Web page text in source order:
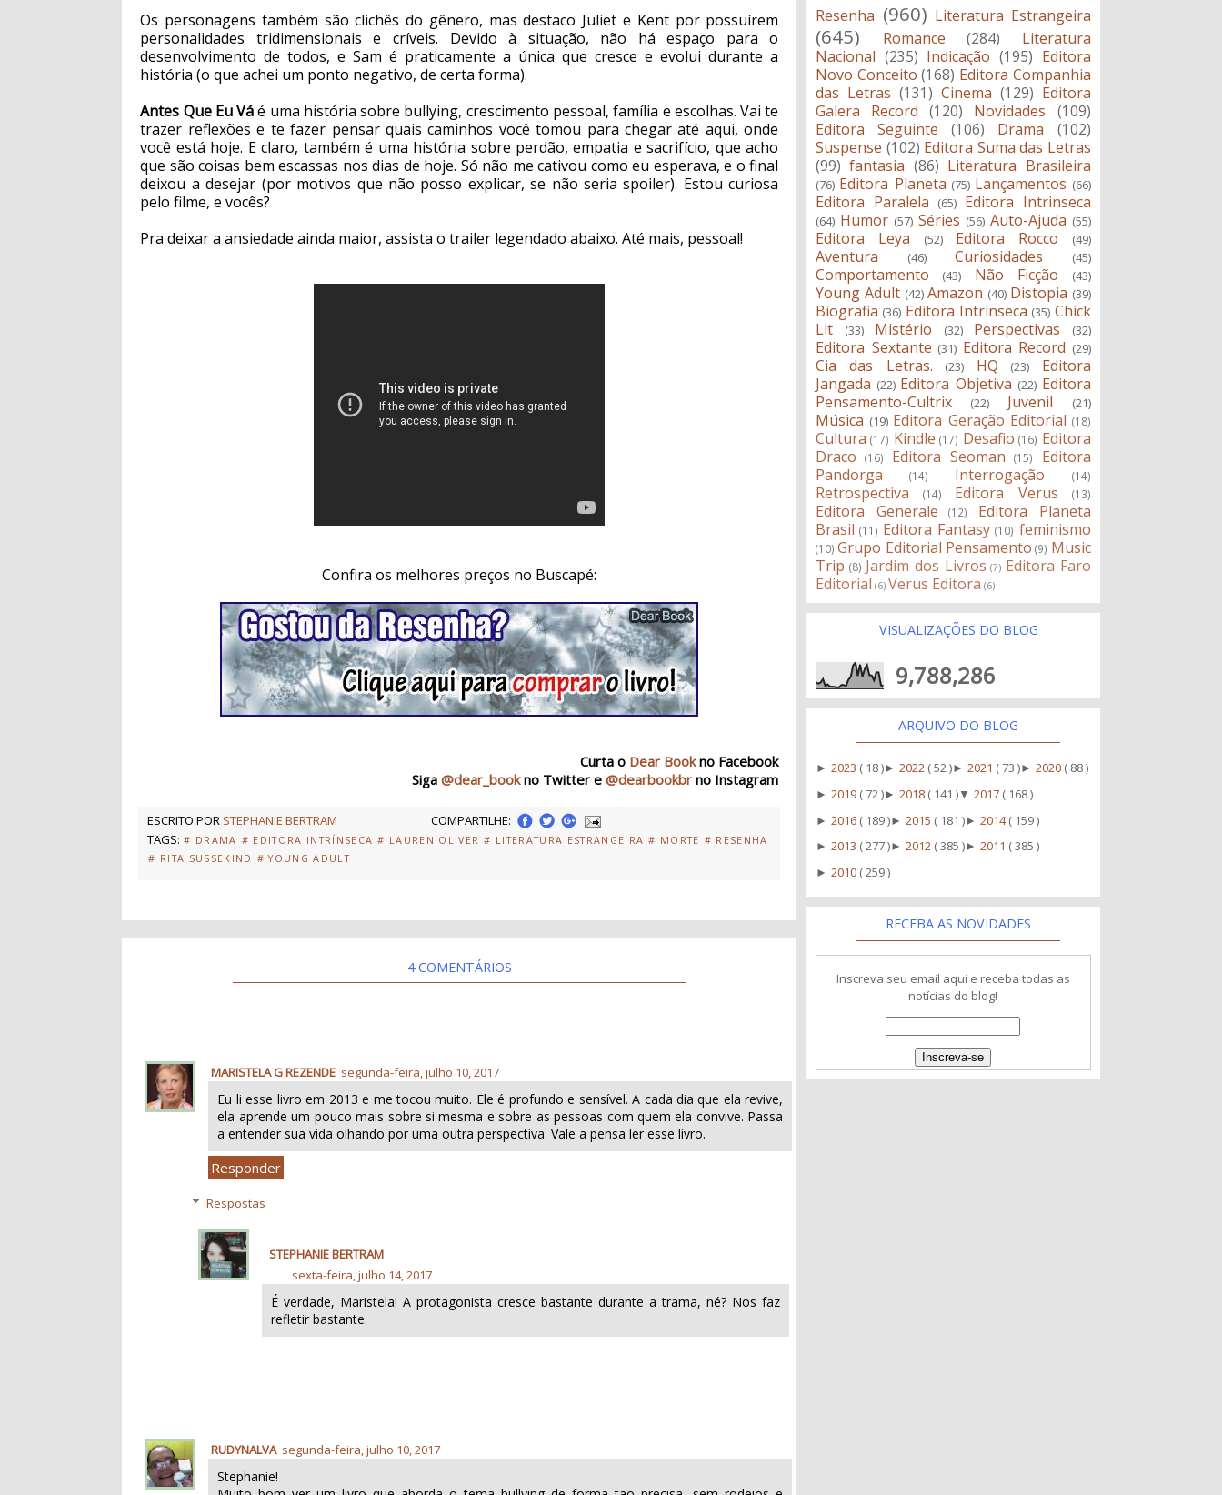
Os personagens também são clichês do gênero, mas destaco Juliet e Kent por possuírem
personalidades tridimensionais e críveis. Devido à situação, não há espaço para o
desenvolvimento de todos, e Sam é praticamente a única que cresce e evolui durante a
história (o que achei um ponto negativo, de certa forma).
Antes Que Eu Váé uma história sobre bullying, crescimento pessoal, família e escolhas. Vai te
trazer reflexões e te fazer pensar quais caminhos você tomou para chegar até aqui, onde
você está hoje. E claro, também é uma história sobre perdão, empatia e sacrifício, que acho
que são coisas bem escassas nos dias de hoje. Só não me cativou como eu esperava, e o final
deixou a desejar (por motivos que não posso explicar, se não seria spoiler). Estou curiosa
pelo filme, e vocês?
Pra deixar a ansiedade ainda maior, assista o trailer legendado abaixo. Até mais, pessoal!
Confira os melhores preços no Buscapé:
Curta o Dear Bookno Facebook
Siga@dear_bookno Twitter e@dearbookbr no Instagram
ESCRITO POR STEPHANIE BERTRAM
COMPARTILHE:
TAGS: # DRAMA # EDITORA INTRÍNSECA # LAUREN OLIVER # LITERATURA ESTRANGEIRA # MORTE # RESENHA
# RITA SUSSEKIND # YOUNG ADULT
4 COMENTÁRIOS
MARISTELA G REZENDE segunda-feira, julho 10, 2017
Eu li esse livro em 2013 e me tocou muito. Ele é profundo e sensível. A cada dia que ela revive,
ela aprende um pouco mais sobre si mesma e sobre as pessoas com quem ela convive. Passa
a entender sua vida olhando por uma outra perspectiva. Vale a pensa ler esse livro.
Responder
Respostas
STEPHANIE BERTRAM
sexta-feira, julho 14, 2017
É verdade, Maristela! A protagonista cresce bastante durante a trama, né? Nos faz
refletir bastante.
RUDYNALVA segunda-feira, julho 10, 2017
Stephanie!
Resenha (960) Literatura Estrangeira
(645) Romance (284)
Literatura
Nacional (235) Indicação (195) Editora
Novo Conceito (168) Editora Companhia
das Letras (131) Cinema (129) Editora
Galera Record
(120) Novidades
(109)
Editora Seguinte
(106) Drama
(102)
Suspense (102) Editora Suma das Letras
(99) fantasia (86) Literatura Brasileira
(76) Editora Planeta (75) Lançamentos (66)
Editora Paralela (65) Editora Intrinseca
(64) Humor (57) Séries (56) Auto-Ajuda (55)
Editora Leya (52) Editora Rocco (49)
Aventura (46) Curiosidades (45)
Comportamento (43) Não Ficção (43)
Young Adult (42) Amazon (40) Distopia (39)
Biografia (36) Editora Intrínseca (35) Chick
Lit
(33) Mistério (32) Perspectivas (32)
Editora Sextante (31) Editora Record (29)
Cia das Letras. (23) HQ (23)
Editora
Jangada (22) Editora Objetiva (22) Editora
Pensamento-Cultrix
(22) Juvenil (21)
Música (19) Editora Geração Editorial (18)
Cultura (17) Kindle (17) Desafio (16) Editora
Draco
(16) Editora Seoman (15)
Editora
Pandorga
(14) Interrogação (14)
Retrospectiva (14) Editora Verus (13)
Editora Generale (12)
Editora Planeta
Brasil (11) Editora Fantasy (10) feminismo
(10) Grupo Editorial Pensamento (9) Music
Trip (8) Jardim dos Livros (7) Editora Faro
Editorial (6) Verus Editora (6)
VISUALIZAÇÕES DO BLOG
9,788,286
ARQUIVO DO BLOG
►2023 ( 18 )►2022 ( 52 )►2021 ( 73 )►2020 ( 88 )
►2019 ( 72 )►2018 ( 141 ) ▼2017 ( 168 )
►2016 ( 189 )►2015 ( 181 )►2014( 159 )
►2013 ( 277 )►2012 ( 385 )►2011 ( 385 )
►2010 ( 259 )
RECEBA AS NOVIDADES
Inscreva seu email aqui e receba todas as
notícias do blog!